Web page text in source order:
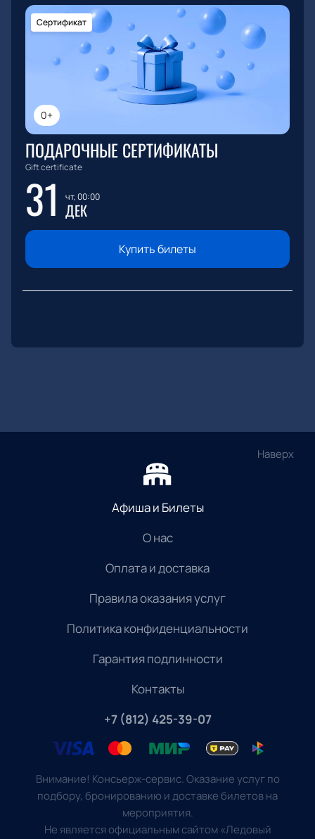
0+
Сертификат
ПОДАРОЧНЫЕ СЕРТИФИКАТЫ
Gift certificate
31 чт, 00:00
ДЕК
Купить билеты
Наверх
Афиша и Билеты
О нас
Оплата и доставка
Правила оказания услуг
Политика конфиденциальности
Гарантия подлинности
Контакты
+7 (812) 425-39-07
Внимание! Консьерж-сервис. Оказание услуг по
подбору, бронированию и доставке билетов на
мероприятия.
Не является официальным сайтом «Ледовый